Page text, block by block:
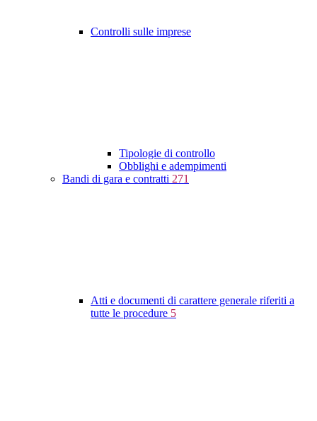
Controlli sulle imprese
Tipologie di controllo
Obblighi e adempimenti
Bandi di gara e contratti 271
Atti e documenti di carattere generale riferiti a
tutte le procedure 5